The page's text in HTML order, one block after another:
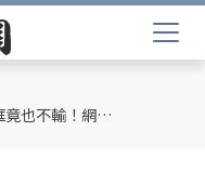
郭藹明「早期劇照」被扒，和李嘉欣同框竟也不輸！網友：難怪劉青云這麼愛她